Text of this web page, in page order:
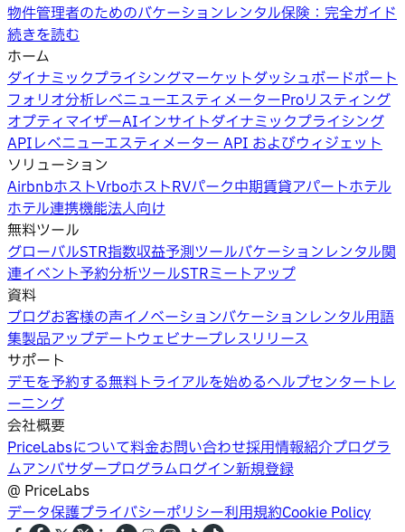
物件管理者のためのバケーションレンタル保険：完全ガイド
続きを読む
ホーム
ダイナミックプライシングマーケットダッシュボードポート
フォリオ分析レベニューエスティメーターProリスティング
オプティマイザーAIインサイトダイナミックプライシング
APIレベニューエスティメーター API およびウィジェット
ソリューション
AirbnbホストVrboホストRVパーク中期賃貸アパートホテル
ホテル連携機能法人向け
無料ツール
グローバルSTR指数収益予測ツールバケーションレンタル関
連イベント予約分析ツールSTRミートアップ
資料
ブログお客様の声イノベーションバケーションレンタル用語
集製品アップデートウェビナープレスリリース
サポート
デモを予約する無料トライアルを始めるヘルプセンタートレ
ーニング
会社概要
PriceLabsについて料金お問い合わせ採用情報紹介プログラ
ムアンバサダープログラムログイン新規登録
@ PriceLabs
データ保護プライバシーポリシー利用規約Cookie Policy